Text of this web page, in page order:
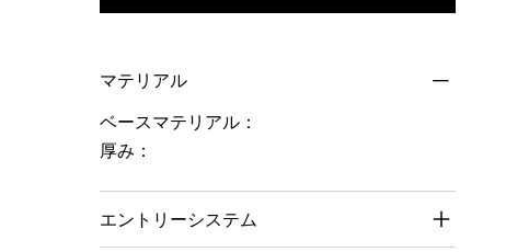
マテリアル
ベースマテリアル：
厚み：
エントリーシステム